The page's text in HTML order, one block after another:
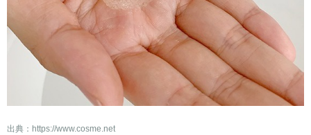
出典： https://www.cosme.net